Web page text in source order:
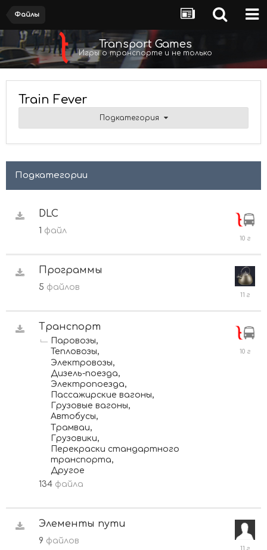
Файлы
Transport Games
Игры о транспорте и не только
Train Fever
Подкатегория
Подкатегории
DLC
1 файл
25
Программы
5 файлов
28
Транспорт
Паровозы
Тепловозы
Электровозы
Дизель-поезда
Электропоезда
Пассажирские вагоны
Грузовые вагоны
Автобусы
Трамваи
Грузовики
Перекраски стандартного
транспорта
Другое
134 файла
10
Элементы пути
9 файлов
27